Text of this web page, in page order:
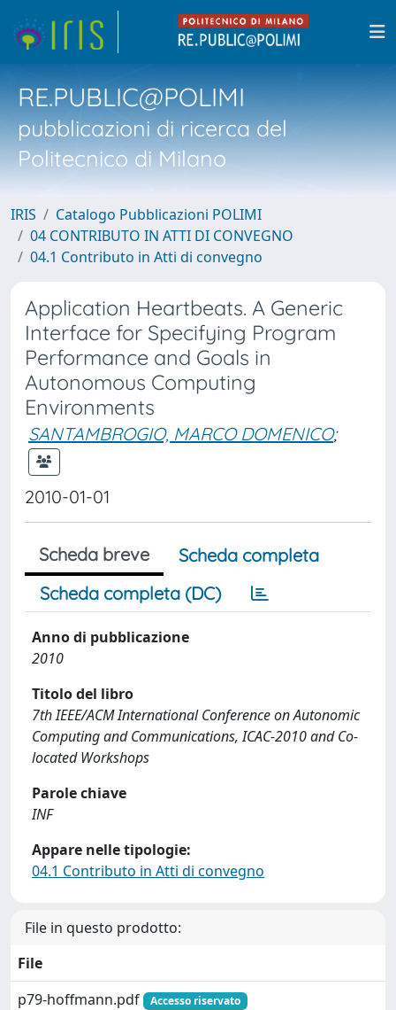
RE.PUBLIC@POLIMI
pubblicazioni di ricerca del
Politecnico di Milano
IRIS
Catalogo Pubblicazioni POLIMI
04 CONTRIBUTO IN ATTI DI CONVEGNO
04.1 Contributo in Atti di convegno
Application Heartbeats. A Generic
Interface for Specifying Program
Performance and Goals in
Autonomous Computing
Environments
SANTAMBROGIO, MARCO DOMENICO;
2010-01-01
Scheda breve
Scheda completa
Scheda completa (DC)
Anno di pubblicazione
2010
Titolo del libro
7th IEEE/ACM International Conference on Autonomic
Computing and Communications, ICAC-2010 and Co-
located Workshops
Parole chiave
INF
Appare nelle tipologie:
04.1 Contributo in Atti di convegno
File in questo prodotto:
File
p79-hoffmann.pdf
Accesso riservato